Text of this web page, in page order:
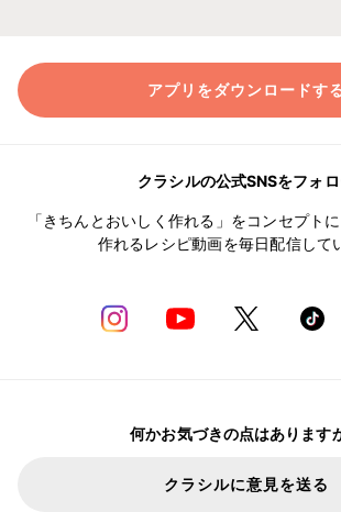
アプリをダウンロードす
クラシルの公式SNSをフォ
「きちんとおいしく作れる」をコンセプト
作れるレシピ動画を毎日配信して
何かお気づきの点はあります
クラシルに意見を送る